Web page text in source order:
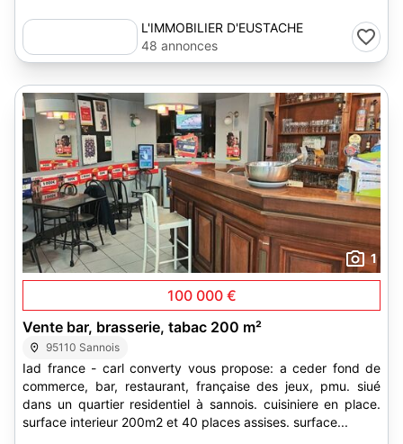
L'IMMOBILIER D'EUSTACHE
48 annonces
1
100 000 €
Vente bar, brasserie, tabac 200 m²
95110 Sannois
Iad france - carl converty vous propose: a ceder fond de
commerce, bar, restaurant, française des jeux, pmu. siué
dans un quartier residentiel à sannois. cuisiniere en place.
surface interieur 200m2 et 40 places assises. surface...